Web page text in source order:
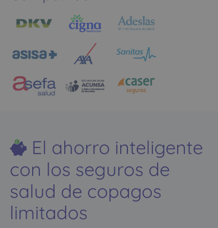
El ahorro inteligente
con los seguros de
salud de copagos
limitados